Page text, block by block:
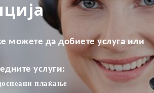
можете да добиете услуга или
услуги:
плаќањe